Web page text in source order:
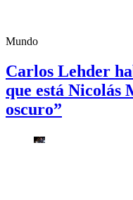
Mundo
Carlos Lehder
que está Nicolás
oscuro”